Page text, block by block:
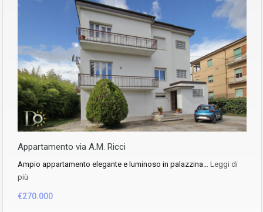
Appartamento via A.M. Ricci
Ampio appartamento elegante e luminoso in palazzina… Leggi di
più
€270.000